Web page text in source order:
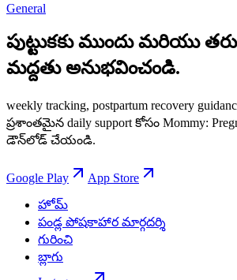
General
పుట్టుకకు ముందు మరియు
మద్దతు అనుభవించండి.
weekly tracking, postpartum recovery
ప్రశాంతమైన daily support కోసం Mommy:
డౌన్‌లోడ్ చేయండి.
Google Play
App Store
హోమ్
పండ్ల పోషకాహార మార్గదర్శి
గురించి
బ్లాగు